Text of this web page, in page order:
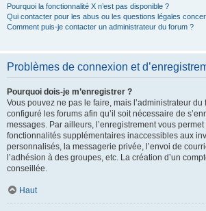
Pourquoi la fonctionnalité X n’est pas disponible ?
Qui contacter pour les abus ou les questions légales
Comment puis-je contacter un administrateur du forum ?
Problèmes de connexion et
Pourquoi dois-je m’enregistrer ?
Vous pouvez ne pas le faire, mais l’administrateur du
configuré les forums afin qu’il soit nécessaire de
messages. Par ailleurs, l’enregistrement vous
fonctionnalités supplémentaires inaccessibles aux
personnalisés, la messagerie privée, l’envoi de
l’adhésion à des groupes, etc. La création d’un
conseillée.
Haut